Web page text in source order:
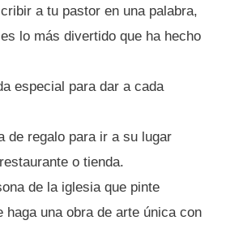
a tu pastor en una palabra,
lo más divertido que ha hecho
especial para dar a cada
de regalo para ir a su lugar
o tienda.
de la iglesia que pinte
haga una obra de arte única con